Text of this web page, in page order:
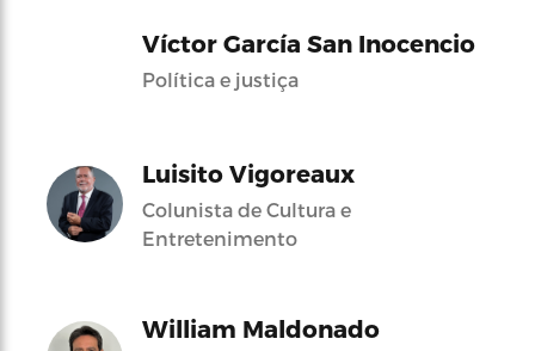
Víctor García San Inocencio
Política e justiça
Luisito Vigoreaux
Colunista de Cultura e
Entretenimento
William Maldonado